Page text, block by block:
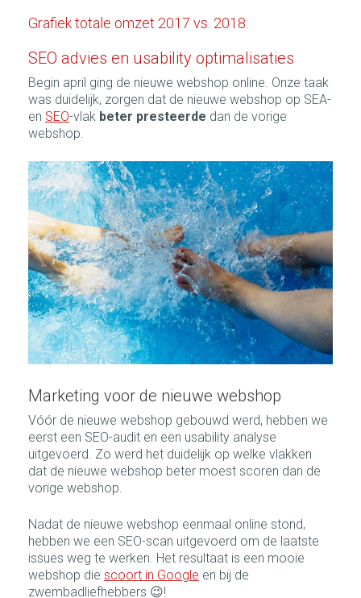
Grafiek totale omzet 2017 vs. 2018:
SEO advies en usability optimalisaties
Begin april ging de nieuwe webshop online. Onze taak
was duidelijk, zorgen dat de nieuwe webshop op SEA-
en SEO-vlak beter presteerde dan de vorige
webshop.
Marketing voor de nieuwe webshop
Vóór de nieuwe webshop gebouwd werd, hebben we
eerst een SEO-audit en een usability analyse
uitgevoerd. Zo werd het duidelijk op welke vlakken
dat de nieuwe webshop beter moest scoren dan de
vorige webshop.
Nadat de nieuwe webshop eenmaal online stond,
hebben we een SEO-scan uitgevoerd om de laatste
issues weg te werken. Het resultaat is een mooie
webshop die scoort in Google en bij de
zwembadliefhebbers 😉!